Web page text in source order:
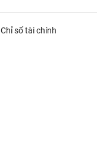
Chỉ số tài chính